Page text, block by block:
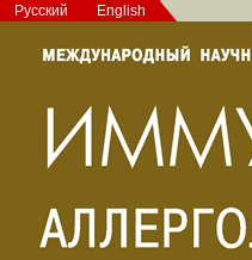
Русский English